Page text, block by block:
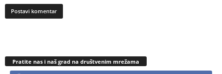
Pratite nas i naš grad na društvenim mrežama